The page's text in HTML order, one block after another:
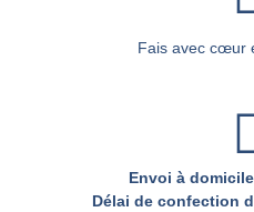
Fais avec cœur
Envoi à
Délai de confection